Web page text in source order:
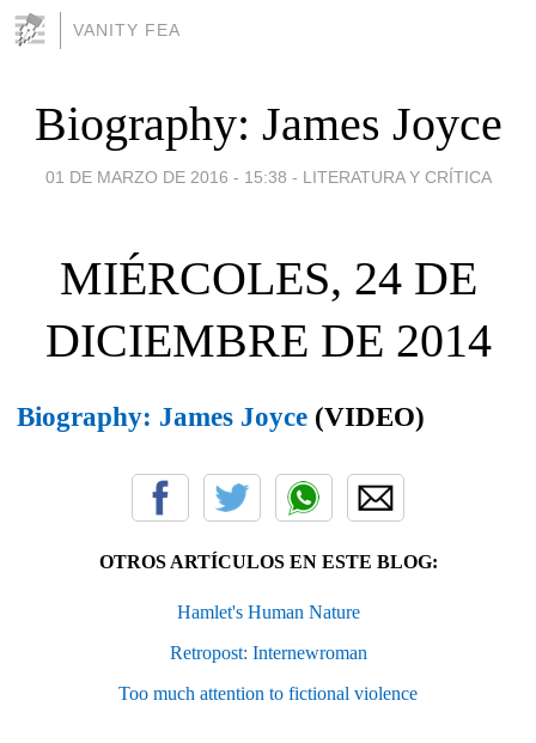
VANITY FEA
Biography: James Joyce
01 DE MARZO DE 2016 - 15:38 - LITERATURA Y CRÍTICA
MIÉRCOLES, 24 DE
DICIEMBRE DE 2014
Biography: James Joyce (VIDEO)
OTROS ARTÍCULOS EN ESTE BLOG:
Hamlet's Human Nature
Retropost: Internewroman
Too much attention to fictional violence